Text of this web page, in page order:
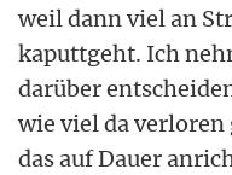
weil dann viel an
kaputtgeht. Ich
darüber
wie viel da verloren
das auf Dauer